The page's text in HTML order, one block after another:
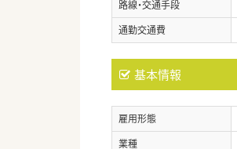
路線・交通手段
通勤交通費
基本情報
雇用形態
業種